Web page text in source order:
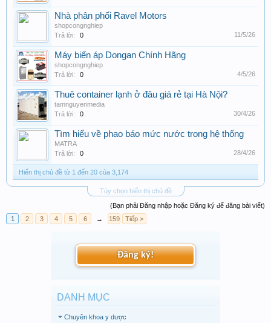
Nhà phân phối Ravel Motors
shopcongnghiep
Trả lời:
0 11/5/26
Máy biến áp Dongan Chính Hãng
shopcongnghiep
Trả lời:
0 4/5/26
Thuê container lạnh ở đâu giá rẻ tại Hà Nội?
tamnguyenmedia
Trả lời:
0 30/4/26
Tìm hiểu về phao báo mức nước trong hệ thống
MATRA
Trả lời:
0 28/4/26
Hiển thị chủ đề từ 1 đến 20 của 3,174
Tùy chọn hiển thị chủ đề
(Bạn phải Đăng nhập hoặc Đăng ký để đăng bài viết)
1
2 3 4 5 6 → 159 Tiếp >
Đăng ký!
DANH MỤC
Chuyên khoa y dược